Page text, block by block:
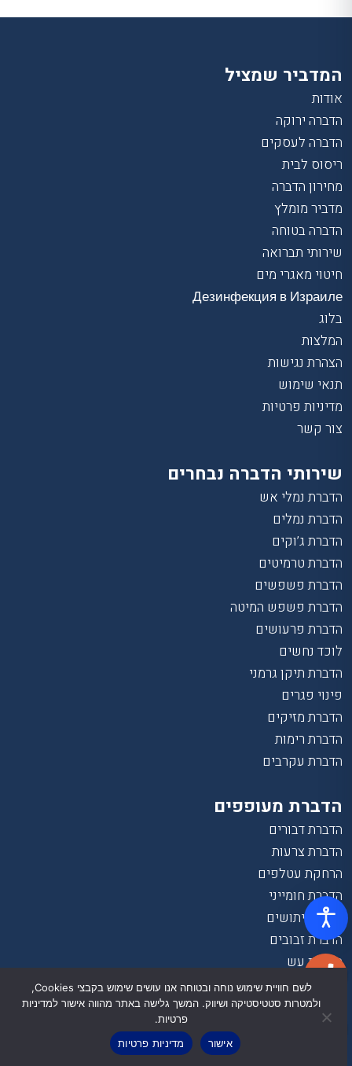
המדביר שמציל
אודות
הדברה ירוקה
הדברה לעסקים
ריסוס לבית
מחירון הדברה
מדביר מומלץ
הדברה בטוחה
שירותי תברואה
חיטוי מאגרי מים
Дезинфекция в Израиле
בלוג
המלצות
הצהרת נגישות
תנאי שימוש
מדיניות פרטיות
צור קשר
שירותי הדברה נבחרים
הדברת נמלי אש
הדברת נמלים
הדברת ג’וקים
הדברת טרמיטים
הדברת פשפשים
הדברת פשפש המיטה
הדברת פרעושים
לוכד נחשים
הדברת תיקן גרמני
פינוי פגרים
הדברת מזיקים
הדברת רימות
הדברת עקרבים
הדברת מעופפים
הדברת דבורים
הדברת צרעות
הרחקת עטלפים
הדברת חומייני
הדברת יתושים
הדברת זבובים
הדברת עש
יתוש עש
הרחקת יונים
התקנת רשת נגד יונים
לשם חוויית שימוש נוחה ובטוחה אנו עושים שימוש בקבצי Cookies,
ולמטרות סטטיסטיקה ושיווק. המשך גלישה באתר מהווה אישור למדיניות
פרטיות.
אישור
מדיניות פרטיות